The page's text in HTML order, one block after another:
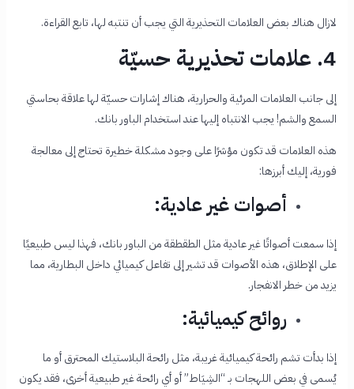
لازال هناك بعض العلامات التحذيرية التي يجب أن تنتبه لها، تابع القراءة.
4. علامات تحذيرية حسيّة
إلى جانب العلامات المرئية والحرارية، هناك إشارات حسيّة لها علاقة بحاستي
السمع والشم! يجب الانتباه إليها عند استخدام الباور بانك.
هذه العلامات قد تكون مؤشرًا على وجود مشكلة خطيرة تحتاج إلى معالجة
فورية، إليك أبرزها:
أصوات غير عادية:
إذا سمعت أصواتًا غير عادية مثل الطقطقة من الباور بانك، فهذا ليس طبيعيًا
على الإطلاق، هذه الأصوات قد تشير إلى تفاعل كيميائي داخل البطارية، مما
يزيد من خطر الانفجار.
روائح كيميائية:
إذا بدأت تشم رائحة كيميائية غريبة، مثل رائحة البلاستيك المحترق أو ما
يُسمى في بعض اللهجات بـ “الشِيَاط” أو أي رائحة غير طبيعية أخرى، فقد يكون